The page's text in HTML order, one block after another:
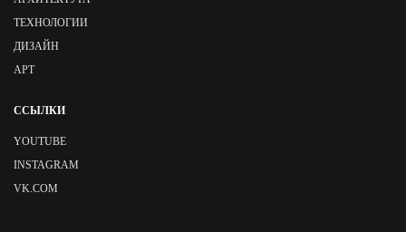
ТЕХНОЛОГИИ
ДИЗАЙН
АРТ
ССЫЛКИ
YOUTUBE
INSTAGRAM
VK.COM